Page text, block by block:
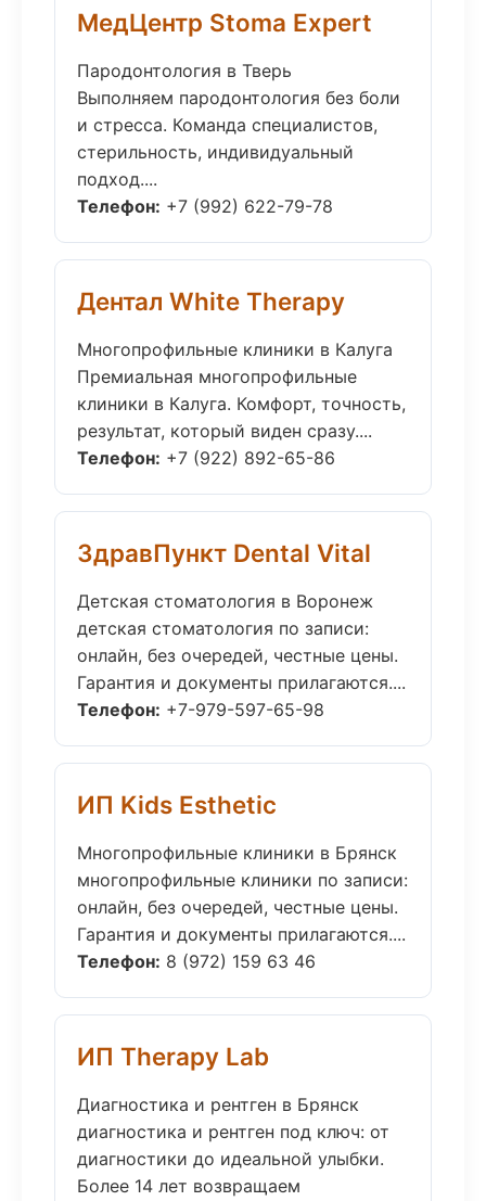
МедЦентр Stoma Expert
Пародонтология в Тверь
Выполняем пародонтология без боли
и стресса. Команда специалистов,
стерильность, индивидуальный
подход....
Телефон: +7 (992) 622-79-78
Дентал White Therapy
Многопрофильные клиники в Калуга
Премиальная многопрофильные
клиники в Калуга. Комфорт, точность,
результат, который виден сразу....
Телефон: +7 (922) 892-65-86
ЗдравПункт Dental Vital
Детская стоматология в Воронеж
детская стоматология по записи:
онлайн, без очередей, честные цены.
Гарантия и документы прилагаются....
Телефон: +7-979-597-65-98
ИП Kids Esthetic
Многопрофильные клиники в Брянск
многопрофильные клиники по записи:
онлайн, без очередей, честные цены.
Гарантия и документы прилагаются....
Телефон: 8 (972) 159 63 46
ИП Therapy Lab
Диагностика и рентген в Брянск
диагностика и рентген под ключ: от
диагностики до идеальной улыбки.
Более 14 лет возвращаем